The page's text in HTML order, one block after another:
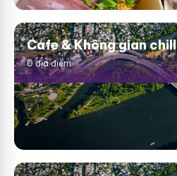
Cafe & Không gian chill
0 địa điểm